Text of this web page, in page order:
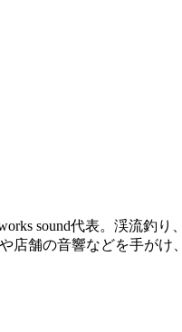
sound代表。渓流釣り
舗の音響などを手が